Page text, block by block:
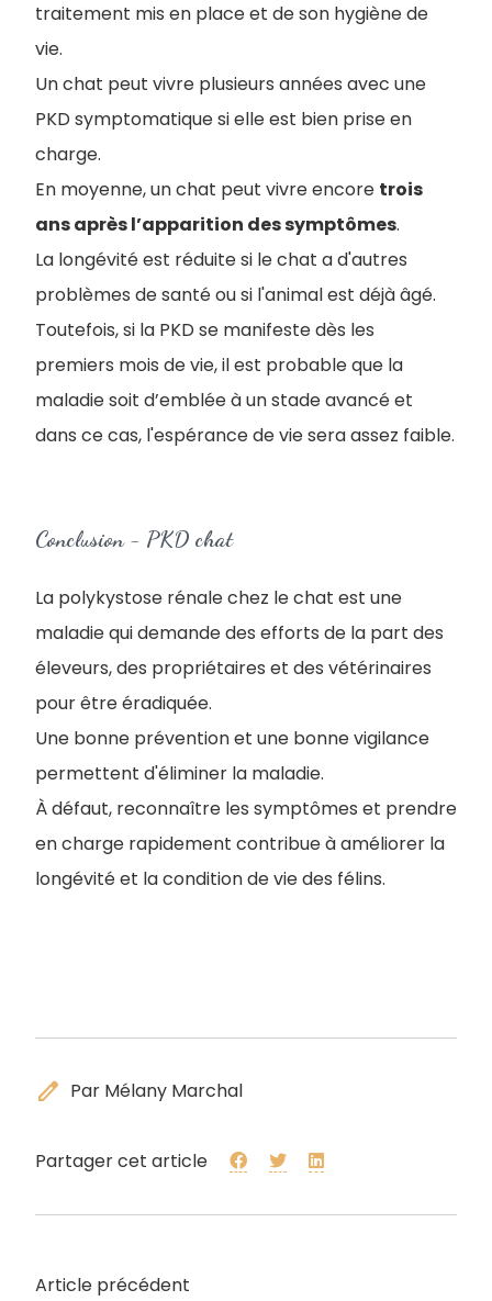
traitement mis en place et de son hygiène de
vie.
Un chat peut vivre plusieurs années avec une
PKD symptomatique si elle est bien prise en
charge.
En moyenne, un chat peut vivre encore trois
ans après l’apparition des symptômes.
La longévité est réduite si le chat a d'autres
problèmes de santé ou si l'animal est déjà âgé.
Toutefois, si la PKD se manifeste dès les
premiers mois de vie, il est probable que la
maladie soit d’emblée à un stade avancé et
dans ce cas, l'espérance de vie sera assez faible.
Conclusion - PKD chat
La polykystose rénale chez le chat est une
maladie qui demande des efforts de la part des
éleveurs, des propriétaires et des vétérinaires
pour être éradiquée.
Une bonne prévention et une bonne vigilance
permettent d'éliminer la maladie.
À défaut, reconnaître les symptômes et prendre
en charge rapidement contribue à améliorer la
longévité et la condition de vie des félins.
edit Par Mélany Marchal
Partager cet article
Article précédent